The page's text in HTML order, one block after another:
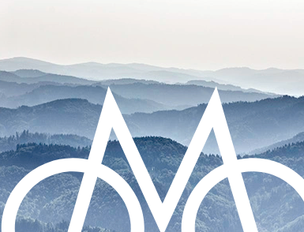
CO POTŘEBUJETE NAJÍT?
HLEDAT
DOPORUČUJEME